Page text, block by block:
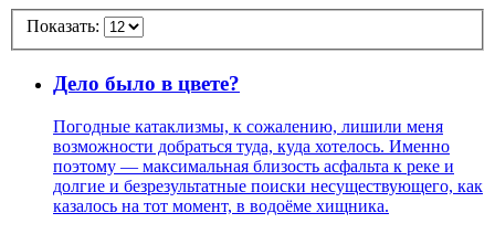
Показать:
Дело было в цвете?
Погодные катаклизмы, к сожалению, лишили меня
возможности добраться туда, куда хотелось. Именно
поэтому — максимальная близость асфальта к реке и
долгие и безрезультатные поиски несуществующего, как
казалось на тот момент, в водоёме хищника.